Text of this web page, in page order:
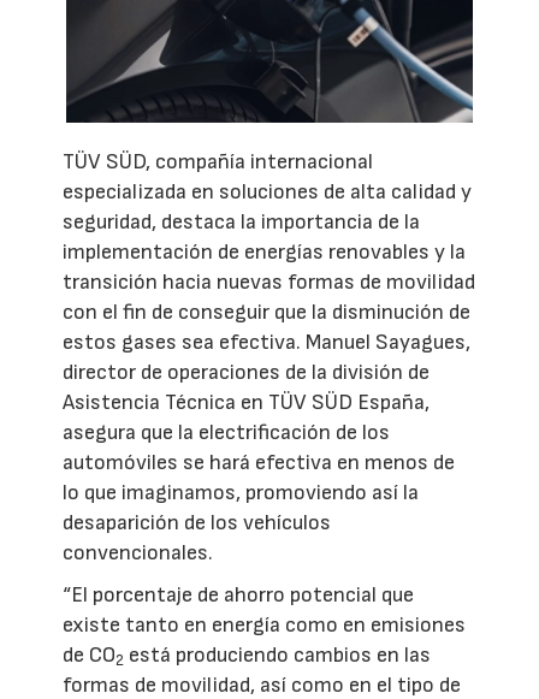
TÜV SÜD, compañía internacional
especializada en soluciones de alta calidad y
seguridad, destaca la importancia de la
implementación de energías renovables y la
transición hacia nuevas formas de movilidad
con el fin de conseguir que la disminución de
estos gases sea efectiva. Manuel Sayagues,
director de operaciones de la división de
Asistencia Técnica en TÜV SÜD España,
asegura que la electrificación de los
automóviles se hará efectiva en menos de
lo que imaginamos, promoviendo así la
desaparición de los vehículos
convencionales.
“El porcentaje de ahorro potencial que
existe tanto en energía como en emisiones
de CO2 está produciendo cambios en las
formas de movilidad, así como en el tipo de